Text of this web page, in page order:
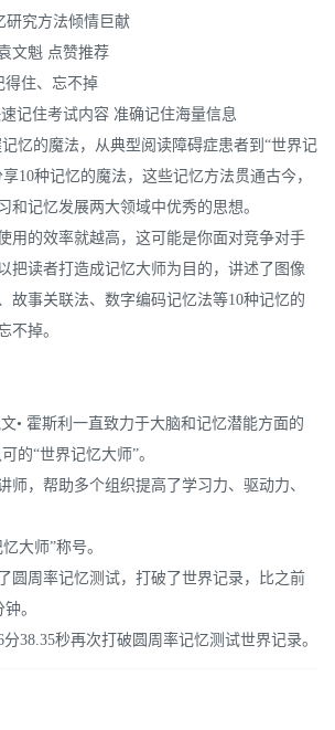
研究方法倾情巨献
文魁 点赞推荐
得住、忘不掉
记住考试内容 准确记住海量信息
忆的魔法，从典型阅读障碍症患者到“世界记
10种记忆的魔法，这些记忆方法贯通古今，
和记忆发展两大领域中优秀的思想。
用的效率就越高，这可能是你面对竞争对手
把读者打造成记忆大师为目的，讲述了图像
故事关联法、数字编码记忆法等10种记忆的
不掉。
• 霍斯利一直致力于大脑和记忆潜能方面的
的“世界记忆大师”。
师，帮助多个组织提高了学习力、驱动力、
大师”称号。
圆周率记忆测试，打破了世界记录，比之前
。
38.35秒再次打破圆周率记忆测试世界记录。